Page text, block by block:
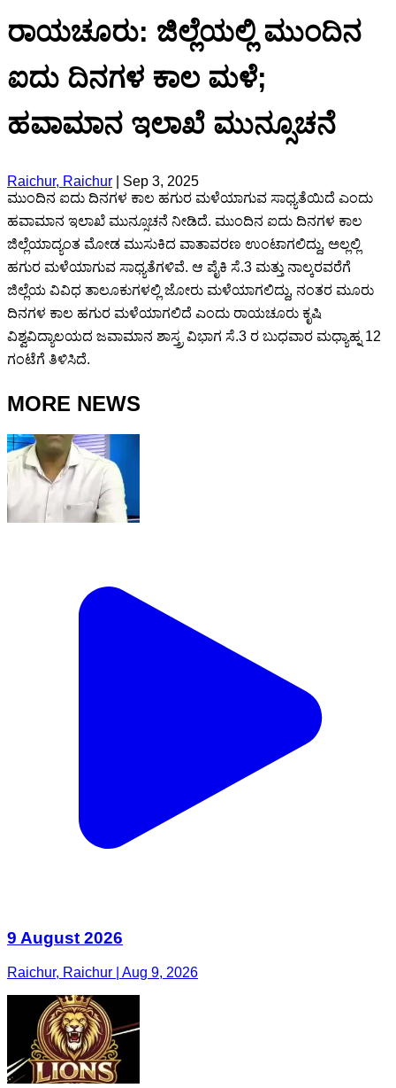
ರಾಯಚೂರು: ಜಿಲ್ಲೆಯಲ್ಲಿ ಮುಂದಿನ
ಐದು ದಿನಗಳ‌ ಕಾಲ ಮಳೆ;
ಹವಾಮಾನ ಇಲಾಖೆ ಮುನ್ಸೂಚನೆ
Raichur, Raichur
Sep 3, 2025
ಮುಂದಿನ ಐದು ದಿನಗಳ ಕಾಲ ಹಗುರ ಮಳೆಯಾಗುವ ಸಾಧ್ಯತೆಯಿದೆ ಎಂದು
ಹವಾಮಾನ‌ ಇಲಾಖೆ‌ ಮುನ್ಸೂಚನೆ ನೀಡಿದೆ. ಮುಂದಿನ ಐದು ದಿನಗಳ ಕಾಲ
ಜಿಲ್ಲೆಯಾದ್ಯಂತ ಮೋಡ ಮುಸುಕಿದ ವಾತಾವರಣ ಉಂಟಾಗಲಿದ್ದು, ಅಲ್ಲಲ್ಲಿ
ಹಗುರ ಮಳೆಯಾಗುವ ಸಾಧ್ಯತೆಗಳಿವೆ. ಆ ಪೈಕಿ ಸೆ.3 ಮತ್ತು ನಾಲ್ಕರವರೆಗೆ
ಜಿಲ್ಲೆಯ ವಿವಿಧ ತಾಲೂಕುಗಳಲ್ಲಿ ಜೋರು ಮಳೆಯಾಗಲಿದ್ದು, ನಂತರ ಮೂರು
ದಿನಗಳ ಕಾಲ ಹಗುರ ಮಳೆಯಾಗಲಿದೆ ಎಂದು ರಾಯಚೂರು ಕೃಷಿ
ವಿಶ್ವವಿದ್ಯಾಲಯದ ಜವಾಮಾನ ಶಾಸ್ತ್ರ ವಿಭಾಗ ಸೆ.3 ರ ಬುಧವಾರ ಮಧ್ಯಾಹ್ನ 12
ಗಂಟೆಗೆ ತಿಳಿಸಿದೆ.
MORE NEWS
9 August 2026
Raichur, Raichur | Aug 9, 2026